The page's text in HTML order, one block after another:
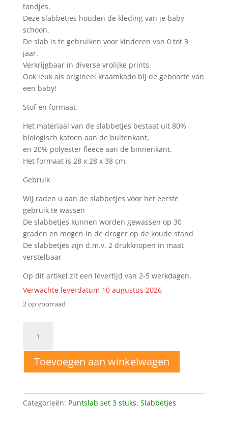
tandjes.
Deze slabbetjes houden de kleding van je baby
schoon.
De slab is te gebruiken voor kinderen van 0 tot 3
jaar.
Verkrijgbaar in diverse vrolijke prints.
Ook leuk als origineel kraamkado bij de geboorte van
een baby!
Stof en formaat
Het materiaal van de slabbetjes bestaat uit 80%
biologisch katoen aan de buitenkant,
en 20% polyester fleece aan de binnenkant.
Het formaat is 28 x 28 x 38 cm.
Gebruik
Wij raden u aan de slabbetjes voor het eerste
gebruik te wassen
De slabbetjes kunnen worden gewassen op 30
graden en mogen in de droger op de koude stand
De slabbetjes zijn d.m.v. 2 drukknopen in maat
verstelbaar
Op dit artikel zit een levertijd van 2-5 werkdagen.
Verwachte leverdatum 10 augustus 2026
2 op voorraad
07
aantal
Toevoegen aan winkelwagen
Categorieën: Puntslab set 3 stuks, Slabbetjes